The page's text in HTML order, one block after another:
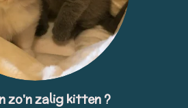
zo'n zalig kitten ?